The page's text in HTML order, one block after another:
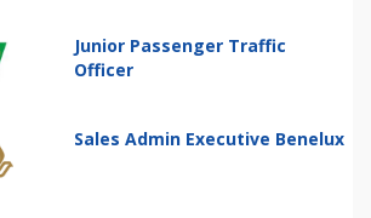
Junior Passenger Traffic
Officer
Sales Admin Executive Benelux